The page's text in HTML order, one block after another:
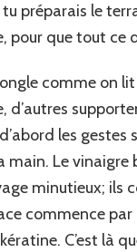
tu préparais le
pour que tout
comme on
les gestes
main. Le
minutieux; ils
commence
C’est là